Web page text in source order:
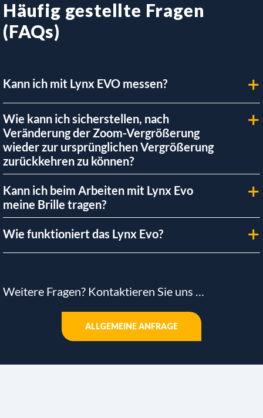
Häufig gestellte Fragen
(FAQs)
Kann ich mit Lynx EVO messen?
Wie kann ich sicherstellen, nach
Veränderung der Zoom-Vergrößerung
wieder zur ursprünglichen Vergrößerung
zurückkehren zu können?
Kann ich beim Arbeiten mit Lynx Evo
meine Brille tragen?
Wie funktioniert das Lynx Evo?
Weitere Fragen? Kontaktieren Sie uns …
ALLGEMEINE ANFRAGE